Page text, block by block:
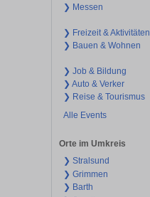
❯ Messen
❯ Freizeit & Aktivitäten
❯ Bauen & Wohnen
❯ Job & Bildung
❯ Auto & Verker
❯ Reise & Tourismus
Alle Events
Orte im Umkreis
❯ Stralsund
❯ Grimmen
❯ Barth